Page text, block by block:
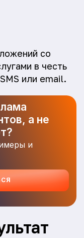
со
в честь
или email.
а не
и